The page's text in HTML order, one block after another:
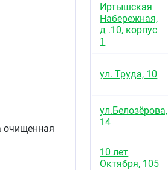
очищенная
Иртышская
Набережная,
д .10, корпус
1
ул. Труда, 10
ул.Белозёрова,
14
10 лет
Октября, 105